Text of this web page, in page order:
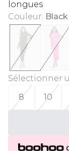
longues
Couleur: Black
Sélectionner
8
10